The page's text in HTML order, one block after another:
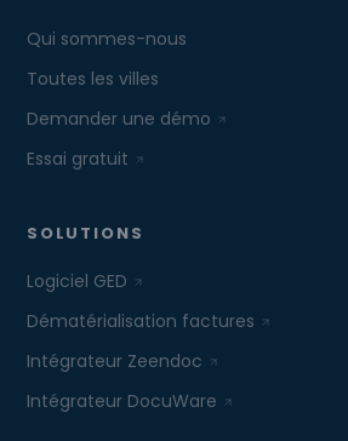
Qui sommes-nous
Toutes les villes
Demander une démo
Essai gratuit
SOLUTIONS
Logiciel GED
Dématérialisation factures
Intégrateur Zeendoc
Intégrateur DocuWare